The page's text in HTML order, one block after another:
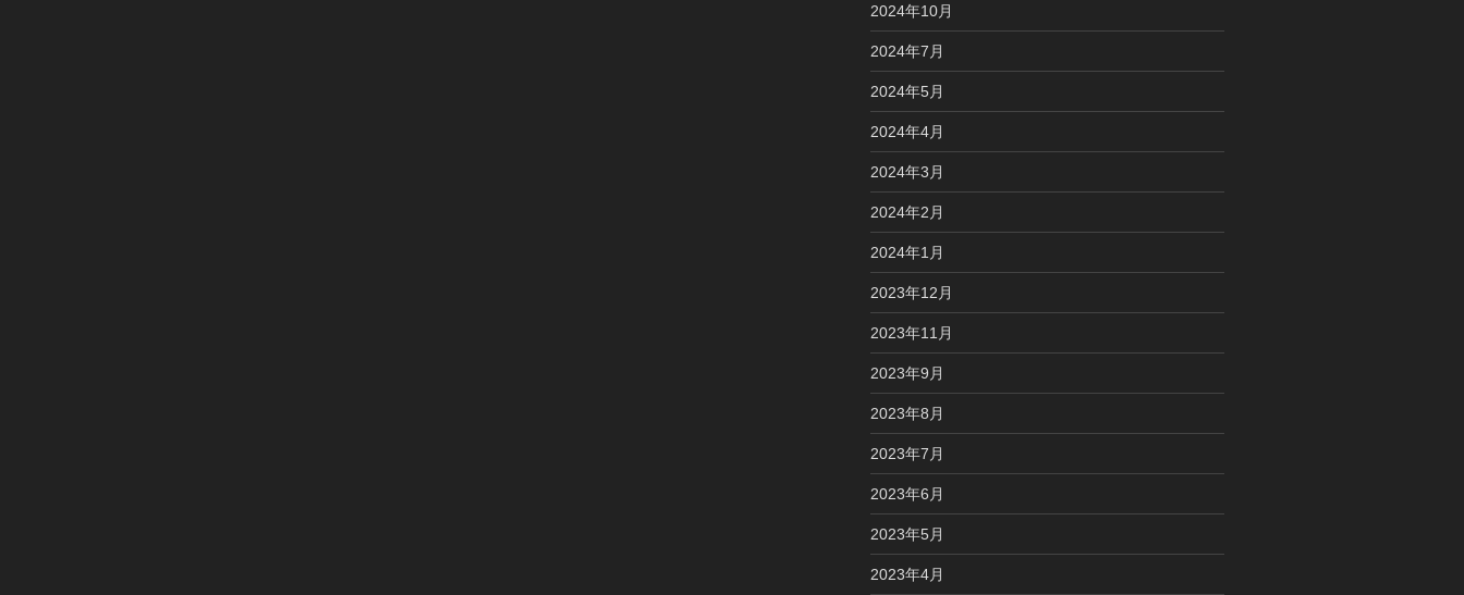
2024年10月
2024年7月
2024年5月
2024年4月
2024年3月
2024年2月
2024年1月
2023年12月
2023年11月
2023年9月
2023年8月
2023年7月
2023年6月
2023年5月
2023年4月